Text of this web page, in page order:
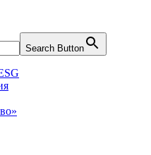
Search Button